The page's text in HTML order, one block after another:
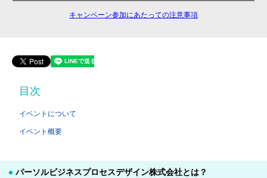
キャンペーン参加にあたっての注意事項
目次
イベントについて
イベント概要
パーソルビジネスプロセスデザイン株式会社とは？